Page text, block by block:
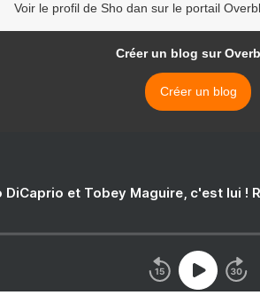
Voir le profil de Sho dan sur le portail
Créer un blog sur
Créer un blog
DiCaprio et Tobey Maguire, c'est lui !